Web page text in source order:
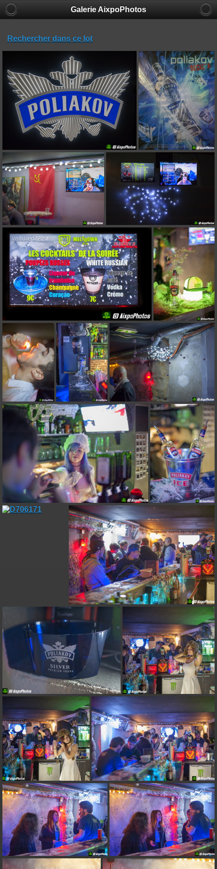
Galerie AixpoPhotos
Rechercher dans ce lot